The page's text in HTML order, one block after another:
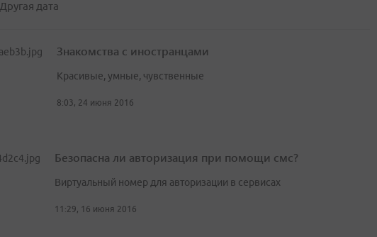
Другая дата
Знакомства с иностранцами
Красивые, умные, чувственные
8:03, 24 июня 2016
Безопасна ли авторизация при помощи смс?
Виртуальный номер для авторизации в сервисах
11:29, 16 июня 2016